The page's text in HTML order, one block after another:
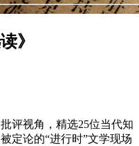
》
评视角，精选25位当代知
定论的“进行时”文学现场